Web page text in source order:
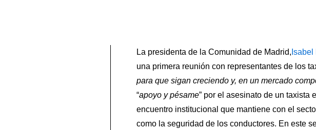
La presidenta de la Comunidad de Madrid,
una primera reunión con representantes de los
para que sigan creciendo y, en un mercado
“apoyo y pésame” por el asesinato de un taxista
encuentro institucional que mantiene con el
como la seguridad de los conductores. En este